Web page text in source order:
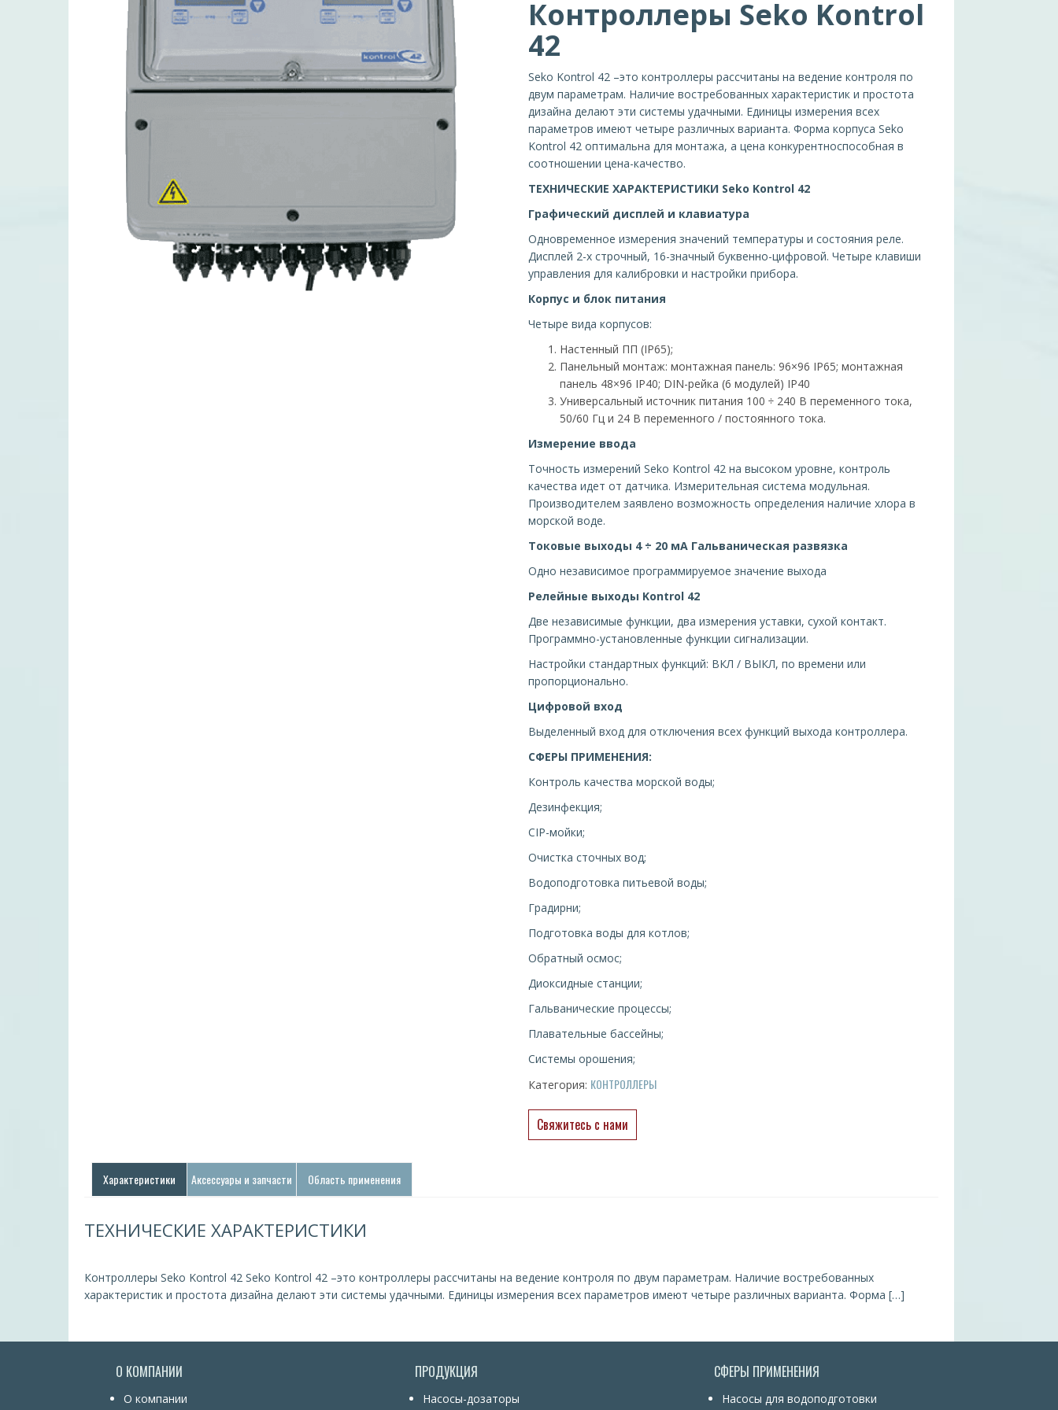
Контроллеры Seko Kontrol
42
Seko Kontrol 42 –это контроллеры рассчитаны на ведение контроля по
двум параметрам. Наличие востребованных характеристик и простота
дизайна делают эти системы удачными. Единицы измерения всех
параметров имеют четыре различных варианта. Форма корпуса Seko
Kontrol 42 оптимальна для монтажа, а цена конкурентноспособная в
соотношении цена-качество.
ТЕХНИЧЕСКИЕ ХАРАКТЕРИСТИКИ Seko Kontrol 42
Графический дисплей и клавиатура
Одновременное измерения значений температуры и состояния реле.
Дисплей 2-х строчный, 16-значный буквенно-цифровой. Четыре клавиши
управления для калибровки и настройки прибора.
Корпус и блок питания
Четыре вида корпусов:
Настенный ПП (IP65);
Панельный монтаж: монтажная панель: 96×96 IP65; монтажная
панель 48×96 IP40; DIN-рейка (6 модулей) IP40
Универсальный источник питания 100 ÷ 240 В переменного тока,
50/60 Гц и 24 В переменного / постоянного тока.
Измерение ввода
Точность измерений Seko Kontrol 42 на высоком уровне, контроль
качества идет от датчика. Измерительная система модульная.
Производителем заявлено возможность определения наличие хлора в
морской воде.
Токовые выходы 4 ÷ 20 мА Гальваническая развязка
Одно независимое программируемое значение выхода
Релейные выходы Kontrol 42
Две независимые функции, два измерения уставки, сухой контакт.
Программно-установленные функции сигнализации.
Настройки стандартных функций: ВКЛ / ВЫКЛ, по времени или
пропорционально.
Цифровой вход
Выделенный вход для отключения всех функций выхода контроллера.
СФЕРЫ ПРИМЕНЕНИЯ:
Контроль качества морской воды;
Дезинфекция;
CIP-мойки;
Очистка сточных вод;
Водоподготовка питьевой воды;
Градирни;
Подготовка воды для котлов;
Обратный осмос;
Диоксидные станции;
Гальванические процессы;
Плавательные бассейны;
Системы орошения;
Категория: КОНТРОЛЛЕРЫ
Свяжитесь с нами
Характеристики Аксессуары и запчасти Область применения
ТЕХНИЧЕСКИЕ ХАРАКТЕРИСТИКИ
Контроллеры Seko Kontrol 42 Seko Kontrol 42 –это контроллеры рассчитаны на ведение контроля по двум параметрам. Наличие востребованных
характеристик и простота дизайна делают эти системы удачными. Единицы измерения всех параметров имеют четыре различных варианта. Форма […]
О КОМПАНИИ
О компании
ПРОДУКЦИЯ
Насосы-дозаторы
СФЕРЫ ПРИМЕНЕНИЯ
Насосы для водоподготовки